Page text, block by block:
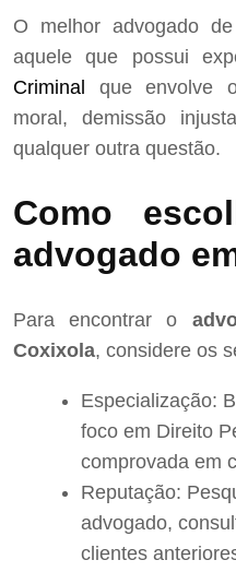
O melhor advogado
aquele que possui
Criminal que envolve
moral, demissão
qualquer outra questão.
Como
advogado
Para encontrar o
Coxixola, considere os
Especialização:
foco em Direito
comprovada em
Reputação:
advogado,
clientes